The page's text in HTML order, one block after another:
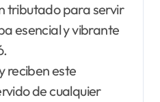
tributado para servir
esencial y vibrante
reciben este
de cualquier